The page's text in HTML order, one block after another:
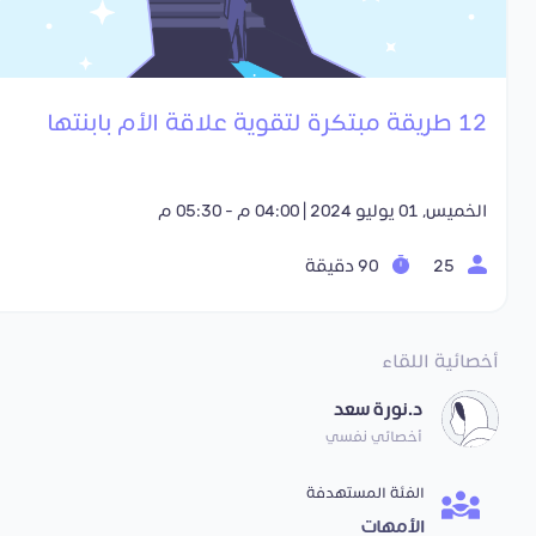
12 طريقة مبتكرة لتقوية علاقة الأم بابنتها
الخميس, 01 يوليو 2024 | 04:00 م - 05:30 م
أخصائية اللقاء
د.نورة سعد
أخصائي نفسي
الفئة المستهدفة
الأمهات